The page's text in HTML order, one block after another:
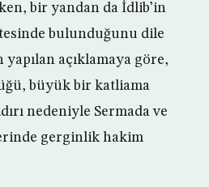
bir yandan da İdlib’in
bulunduğunu dile
yapılan açıklamaya göre,
büyük bir katliama
nedeniyle Sermada ve
gerginlik hakim